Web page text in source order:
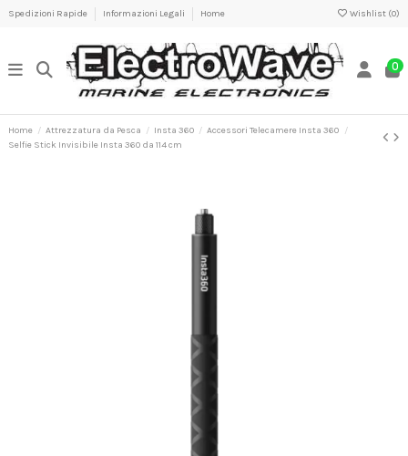
Spedizioni Rapide Informazioni Legali Home Wishlist (0)
0
Home Attrezzatura da Pesca Insta 360
Accessori Telecamere Insta 360
Selfie Stick Invisibile Insta 360 da 114 cm